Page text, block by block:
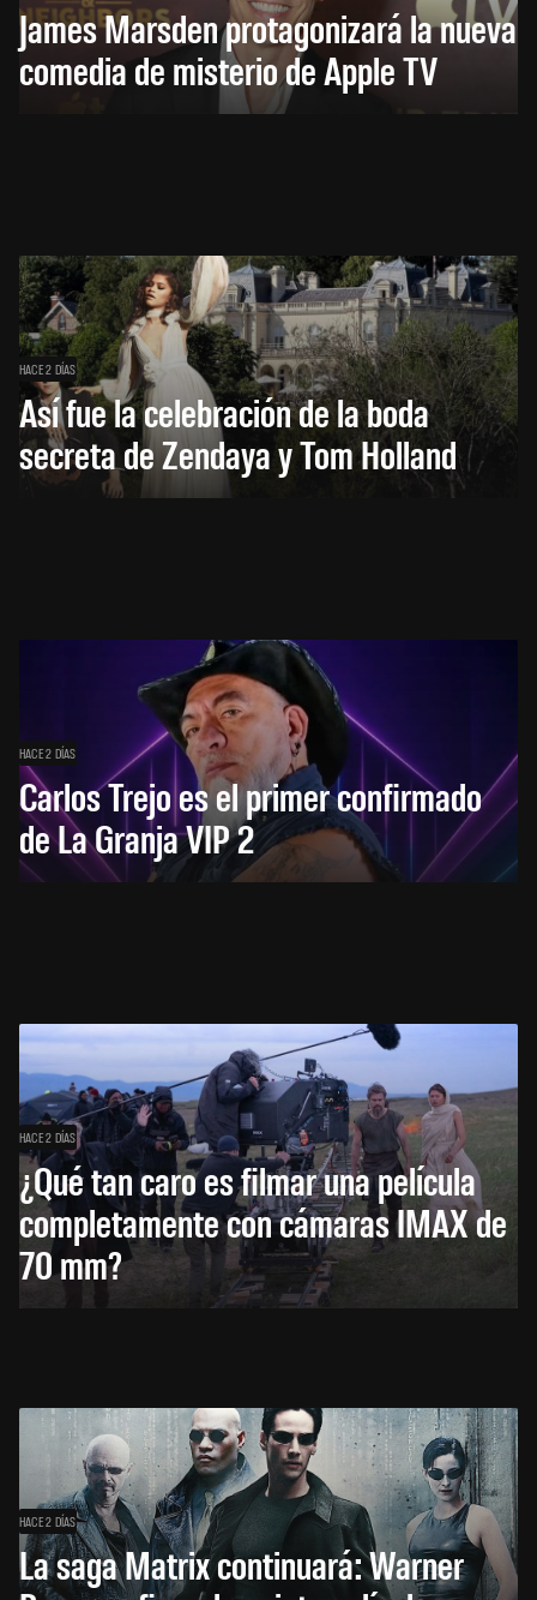
James Marsden protagonizará la nueva
comedia de misterio de Apple TV
HACE 2 DÍAS
Así fue la celebración de la boda
secreta de Zendaya y Tom Holland
HACE 2 DÍAS
Carlos Trejo es el primer confirmado
de La Granja VIP 2
HACE 2 DÍAS
¿Qué tan caro es filmar una película
completamente con cámaras IMAX de
70 mm?
HACE 2 DÍAS
La saga Matrix continuará: Warner